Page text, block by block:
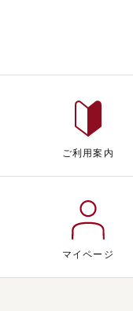
ご利用案内
マイページ